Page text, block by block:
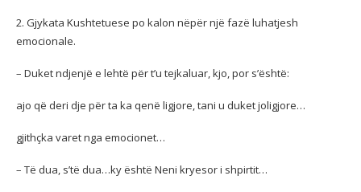
2. Gjykata Kushtetuese po kalon nëpër një fazë luhatjesh
emocionale.
– Duket ndjenjë e lehtë për t’u tejkaluar, kjo, por s’është:
ajo që deri dje për ta ka qenë ligjore, tani u duket joligjore…
gjithçka varet nga emocionet…
– Të dua, s’të dua…ky është Neni kryesor i shpirtit…